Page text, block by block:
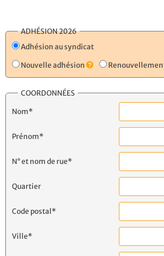
ADHÉSION 2026
Adhésion au syndicat
Nouvelle adhésion
COORDONNÉES
Nom*
Prénom*
N° et nom de rue*
Quartier
Code postal*
Ville*